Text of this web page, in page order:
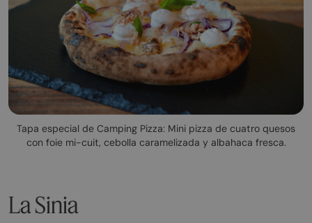
Tapa especial de Camping Pizza: Mini pizza de cuatro quesos
con foie mi-cuit, cebolla caramelizada y albahaca fresca.
La Sinia